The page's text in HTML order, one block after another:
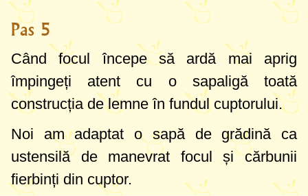
Pas 5
Când focul începe să ardă mai aprig
împingeți atent cu o sapaligă toată
construcția de lemne în fundul cuptorului.
Noi am adaptat o sapă de grădină ca
ustensilă de manevrat focul și cărbunii
fierbinți din cuptor.